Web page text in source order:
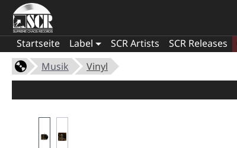
Startseite Label SCR Artists SCR Releases
Musik
Vinyl